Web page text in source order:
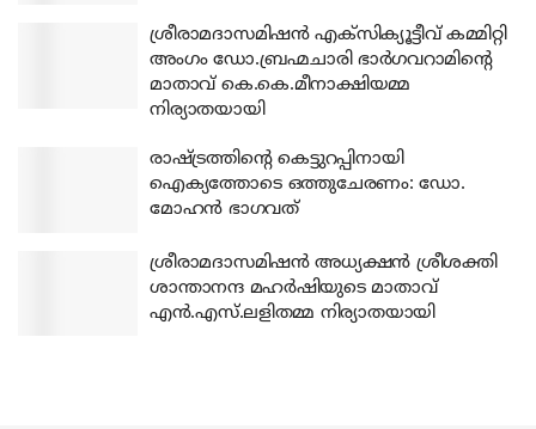
ശ്രീരാമദാസമിഷന്‍ എക്‌സിക്യൂട്ടീവ് കമ്മിറ്റി
അംഗം ഡോ.ബ്രഹ്മചാരി ഭാര്‍ഗവറാമിന്റെ
മാതാവ് കെ.കെ.മീനാക്ഷിയമ്മ
നിര്യാതയായി
രാഷ്ട്രത്തിന്റെ കെട്ടുറപ്പിനായി
ഐക്യത്തോടെ ഒത്തുചേരണം: ഡോ.
മോഹന്‍ ഭാഗവത്
ശ്രീരാമദാസമിഷന്‍ അധ്യക്ഷന്‍ ശ്രീശക്തി
ശാന്താനന്ദ മഹര്‍ഷിയുടെ മാതാവ്
എന്‍.എസ്.ലളിതമ്മ നിര്യാതയായി